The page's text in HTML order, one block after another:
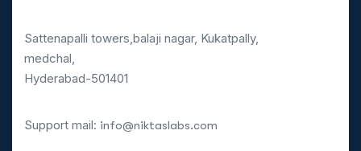
Sattenapalli towers,balaji nagar, Kukatpally,
medchal,
Hyderabad-501401
Support mail: info@niktaslabs.com